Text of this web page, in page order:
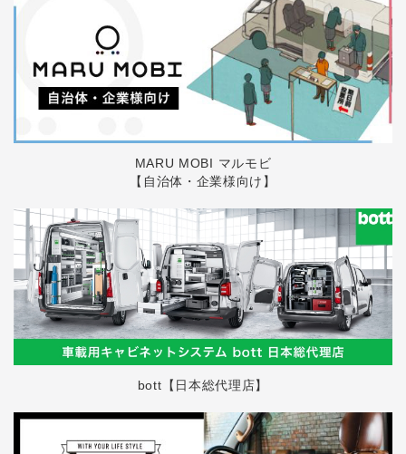
MARU MOBI マルモビ
【自治体・企業様向け】
bott【日本総代理店】